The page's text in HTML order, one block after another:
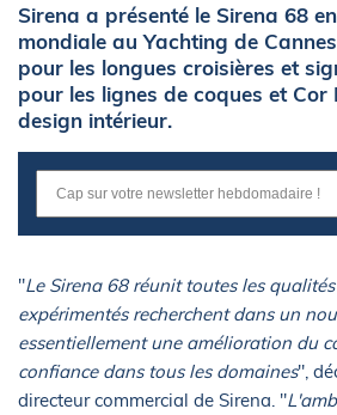
Sirena a présenté le Sirena 68
mondiale au Yachting de
pour les longues croisières et
pour les lignes de coques et Cor
design intérieur.
"Le Sirena 68 réunit toutes les
expérimentés recherchent dans un
essentiellement une amélioration du
confiance dans tous les domaines",
directeur commercial de Sirena. "